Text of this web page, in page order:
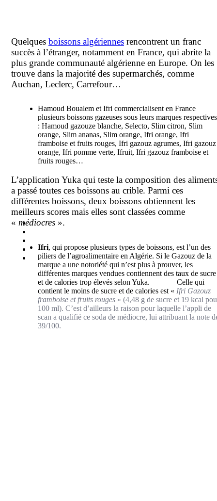
Quelques boissons algériennes rencontrent un franc
succès à l’étranger, notamment en France, qui abrite la
plus grande communauté algérienne en Europe. On les
trouve dans la majorité des supermarchés, comme
Auchan, Leclerc, Carrefour…
Hamoud Boualem et Ifri commercialisent en France
plusieurs boissons gazeuses sous leurs marques respectives
: Hamoud gazouze blanche, Selecto, Slim citron, Slim
orange, Slim ananas, Slim orange, Ifri orange, Ifri
framboise et fruits rouges, Ifri gazouz agrumes, Ifri gazouz
orange, Ifri pomme verte, Ifruit, Ifri gazouz framboise et
fruits rouges…
L’application Yuka qui teste la composition des
a passé toutes ces boissons au crible. Parmi ces
différentes boissons, deux boissons obtiennent les
meilleurs scores mais elles sont classées comme
« médiocres ».
Ifri, qui propose plusieurs types de boissons, est l’un des
piliers de l’agroalimentaire en Algérie. Si le Gazouz de la
marque a une notoriété qui n’est plus à prouver, les
différentes marques vendues contiennent des taux de sucre
et de calories trop élevés selon Yuka. Celle qui
contient le moins de sucre et de calories est « Ifri Gazouz
framboise et fruits rouges » (4,48 g de sucre et 19 kcal
100 ml). C’est d’ailleurs la raison pour laquelle l’appli de
scan a qualifié ce soda de médiocre, lui attribuant la note
39/100.